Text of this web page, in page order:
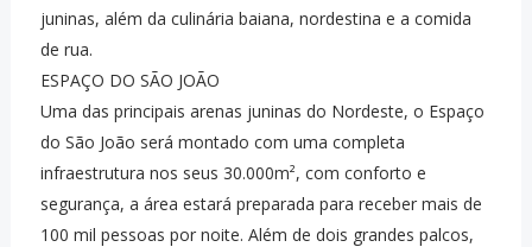
juninas, além da culinária baiana, nordestina e a comida
de rua.
ESPAÇO DO SÃO JOÃO
Uma das principais arenas juninas do Nordeste, o Espaço
do São João será montado com uma completa
infraestrutura nos seus 30.000m², com conforto e
segurança, a área estará preparada para receber mais de
100 mil pessoas por noite. Além de dois grandes palcos,